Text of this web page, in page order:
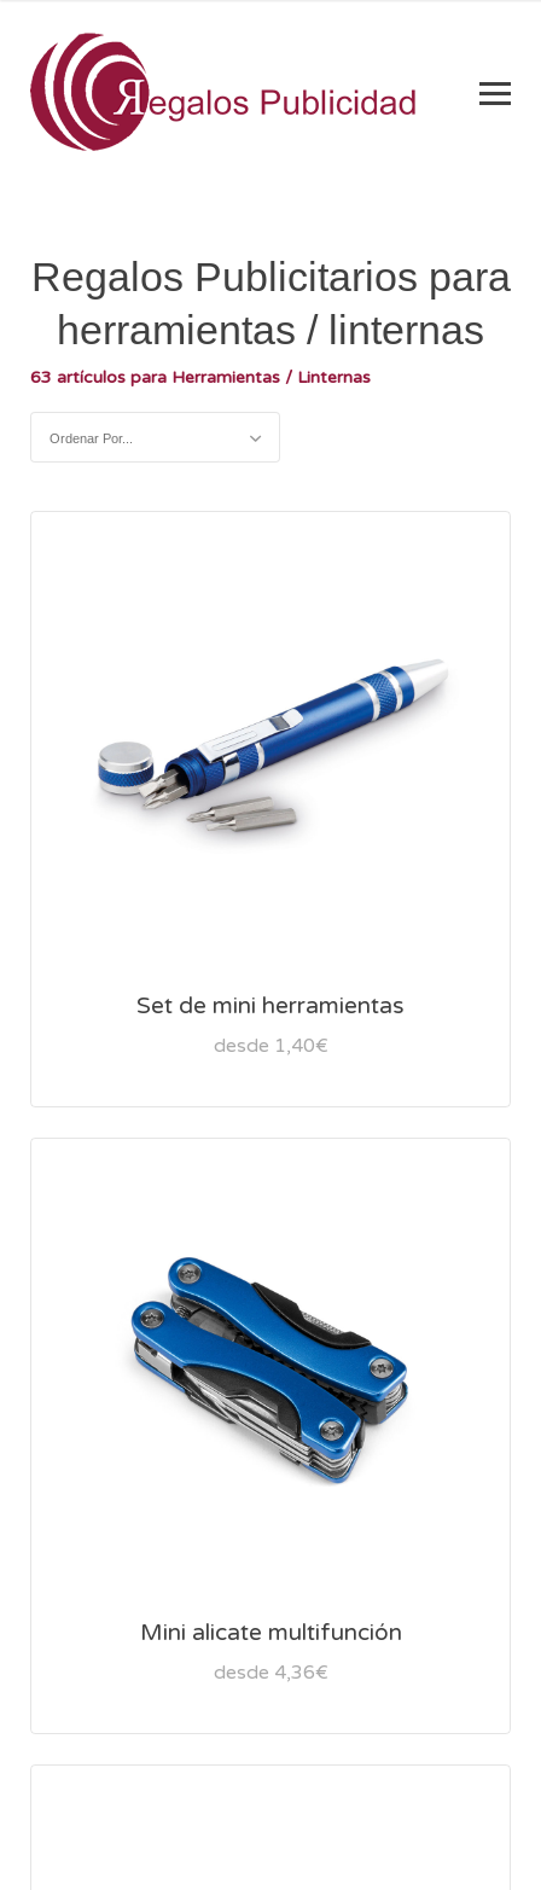
Regalos Publicitarios para
herramientas / linternas
63 artículos para Herramientas / Linternas
Set de mini herramientas
desde 1,40€
Mini alicate multifunción
desde 4,36€